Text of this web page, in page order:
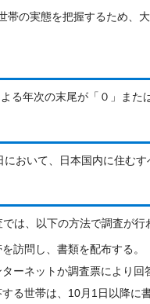
帯の実態を把握するため、
る年次の末尾が「０」また
おいて、日本国内に住むす
は、以下の方法で調査が行
訪問し、書類を配布する。
ーネットか調査票により回
る世帯は、10月1日以降に